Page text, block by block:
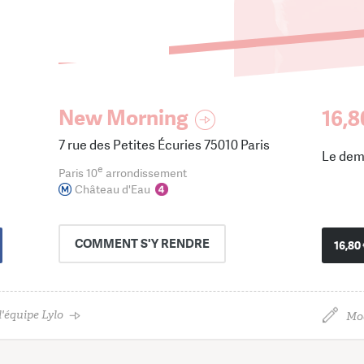
New Morning
7 rue des Petites Écuries 75010 Paris
Paris 10e arrondissement
Château d'Eau
COMMENTS'Y RENDRE 16,80
Le
Lylo